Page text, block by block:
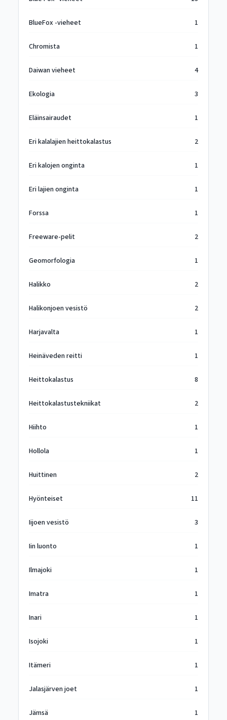
BlueFox -vieheet 1
Chromista 1
Daiwan vieheet 4
Ekologia 3
Eläinsairaudet 1
Eri kalalajien heittokalastus 2
Eri kalojen onginta 1
Eri lajien onginta 1
Forssa 1
Freeware-pelit 2
Geomorfologia 1
Halikko 2
Halikonjoen vesistö 2
Harjavalta 1
Heinäveden reitti 1
Heittokalastus 8
Heittokalastustekniikat 2
Hiihto 1
Hollola 1
Huittinen 2
Hyönteiset 11
Iijoen vesistö 3
Iin luonto 1
Ilmajoki 1
Imatra 1
Inari 1
Isojoki 1
Itämeri 1
Jalasjärven joet 1
Jämsä 1